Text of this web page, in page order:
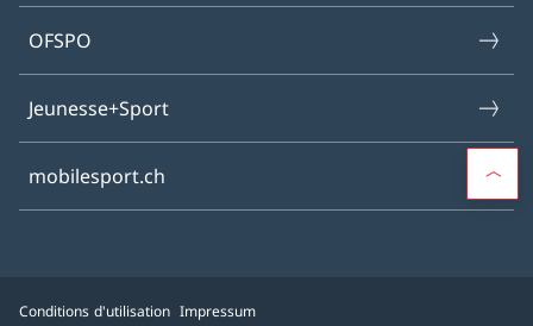
OFSPO
Jeunesse+Sport
mobilesport.ch
Conditions d'utilisation Impressum